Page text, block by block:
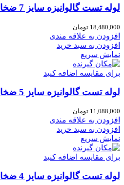
لوله تست گالوانیزه سایز 7 ضخامت 2.5 وزن 28
18,480,000 تومان
افزودن به علاقه مندی
افزودن به سبد خرید
نمایش سریع
برای مقایسه اضافه کنید
لوله تست گالوانیزه سایز 5 ضخامت 2.5 وزن 16.8
11,088,000 تومان
افزودن به علاقه مندی
افزودن به سبد خرید
نمایش سریع
برای مقایسه اضافه کنید
لوله تست گالوانیزه سایز 4 ضخامت 3 وزن 17.8